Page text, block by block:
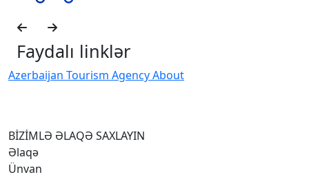
Faydalı linklər
Azerbaijan Tourism Agency About
BİZİMLƏ ƏLAQƏ SAXLAYIN
Əlaqə
Ünvan